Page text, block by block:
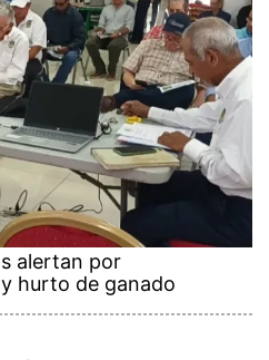
alertan por
hurto de ganado